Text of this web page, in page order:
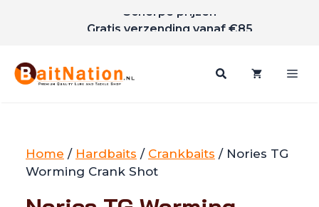
inhoud
Gratis verzending vanaf €85
Home / Hardbaits / Crankbaits / Nories TG
Worming Crank Shot